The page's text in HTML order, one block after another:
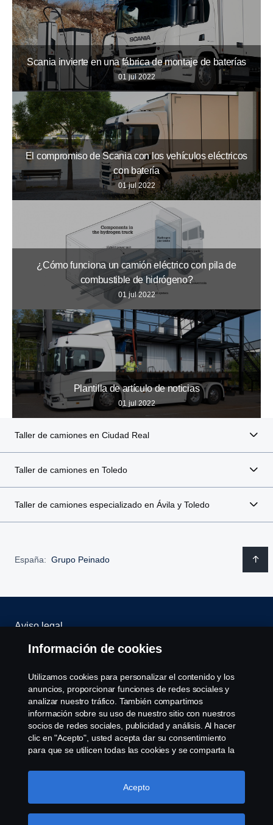
Scania invierte en una fábrica de montaje de baterías
01 jul 2022
El compromiso de Scania con los vehículos eléctricos
con batería
01 jul 2022
¿Cómo funciona un camión eléctrico con pila de
combustible de hidrógeno?
01 jul 2022
Plantilla de artículo de noticias
01 jul 2022
Taller de camiones en Ciudad Real
Taller de camiones en Toledo
Taller de camiones especializado en Ávila y Toledo
España: Grupo Peinado
Aviso legal
Política de privacidad
Scania Assitance
Política de cookies
Opciones de Cookies
Información de cookies
Utilizamos cookies para personalizar el contenido y los
anuncios, proporcionar funciones de redes sociales y
analizar nuestro tráfico. También compartimos
información sobre su uso de nuestro sitio con nuestros
socios de redes sociales, publicidad y análisis. Al hacer
clic en "Acepto", usted acepta dar su consentimiento
para que se utilicen todas las cookies y se comparta la
haciendo clic en "Configuración de cookies" y
seleccionando las categorías que desea aceptar. Para
Acepto